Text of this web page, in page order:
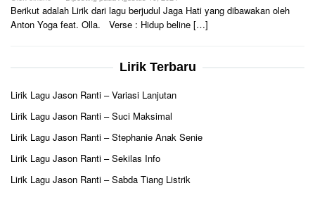
Berikut adalah Lirik dari lagu berjudul Jaga Hati yang dibawakan oleh
Anton Yoga feat. Olla. Verse : Hidup beline […]
Lirik Terbaru
Lirik Lagu Jason Ranti – Variasi Lanjutan
Lirik Lagu Jason Ranti – Suci Maksimal
Lirik Lagu Jason Ranti – Stephanie Anak Senie
Lirik Lagu Jason Ranti – Sekilas Info
Lirik Lagu Jason Ranti – Sabda Tiang Listrik